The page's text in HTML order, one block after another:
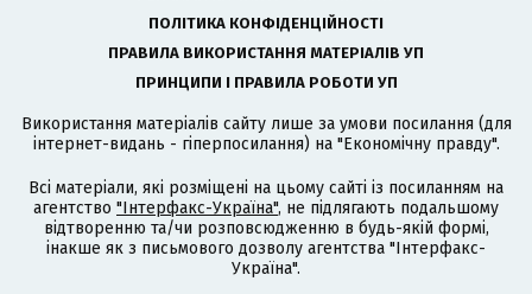
ПОЛІТИКА КОНФІДЕНЦІЙНОСТІ
ПРАВИЛА ВИКОРИСТАННЯ МАТЕРІАЛІВ УП
ПРИНЦИПИ І ПРАВИЛА РОБОТИ УП
Використання матеріалів сайту лише за умови посилання (для
інтернет-видань - гіперпосилання) на "Економічну правду".
Всі матеріали, які розміщені на цьому сайті із посиланням на
агентство "Інтерфакс-Україна", не підлягають подальшому
відтворенню та/чи розповсюдженню в будь-якій формі,
інакше як з письмового дозволу агентства "Інтерфакс-
Україна".